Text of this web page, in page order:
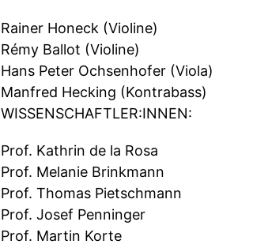
Rainer Honeck (Violine)
Rémy Ballot (Violine)
Hans Peter Ochsenhofer (Viola)
Manfred Hecking (Kontrabass)
WISSENSCHAFTLER:INNEN:
Prof. Kathrin de la Rosa
Prof. Melanie Brinkmann
Prof. Thomas Pietschmann
Prof. Josef Penninger
Prof. Martin Korte